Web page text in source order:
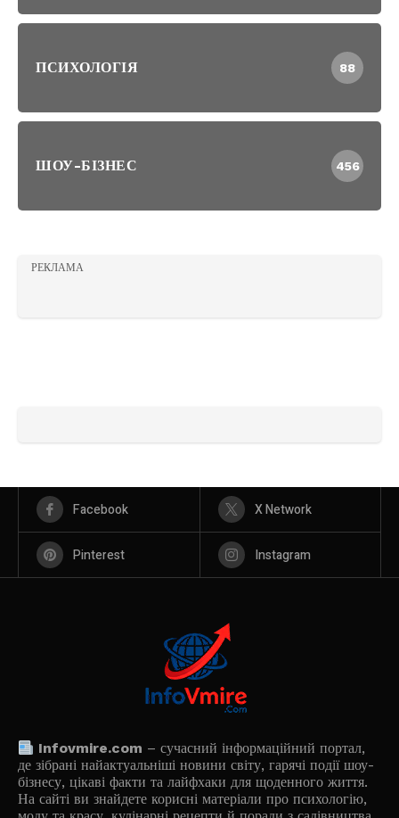
ПСИХОЛОГІЯ 88
ШОУ-БІЗНЕС 456
РЕКЛАМА
Facebook X Network
Pinterest Instagram
Infovmire.com – сучасний інформаційний портал,
де зібрані найактуальніші новини світу, гарячі події шоу-
бізнесу, цікаві факти та лайфхаки для щоденного життя.
На сайті ви знайдете корисні матеріали про психологію,